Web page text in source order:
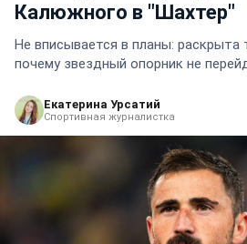
Калюжного в "Шахтер"
Не вписывается в планы: раскрыта
почему звездный опорник не
Екатерина Урсатий
Спортивная журналистка